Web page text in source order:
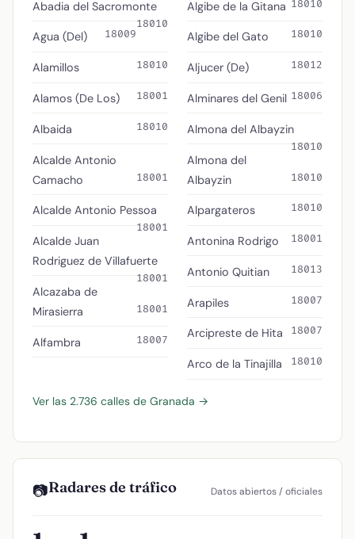
Abadia del Sacromonte
18010
Agua (Del) 18009
Alamillos 18010
Alamos (De Los) 18001
Albaida 18010
Alcalde Antonio
Camacho
18001
Alcalde Antonio Pessoa
18001
Alcalde Juan
Rodriguez de Villafuerte
18001
Alcazaba de
Mirasierra
18001
Alfambra 18007
Algibe de la Gitana 18010
Algibe del Gato 18010
Aljucer (De) 18012
Alminares del Genil 18006
Almona del Albayzin
18010
Almona del
Albayzin
18010
Alpargateros 18010
Antonina Rodrigo 18001
Antonio Quitian 18013
Arapiles 18007
Arcipreste de Hita 18007
Arco de la Tinajilla 18010
Ver las 2.736 calles de Granada →
📷Radares de tráfico Datos abiertos / oficiales